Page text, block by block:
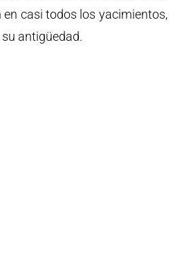
casi todos los yacimientos,
antigüedad.